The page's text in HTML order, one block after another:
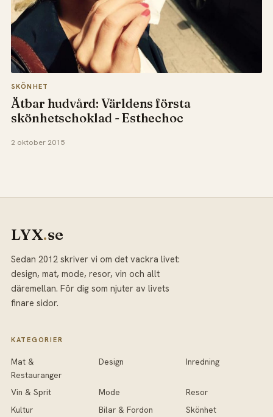
SKÖNHET
Ätbar hudvård: Världens första
skönhetschoklad - Esthechoc
2 oktober 2015
LYX.se
Sedan 2012 skriver vi om det vackra livet:
design, mat, mode, resor, vin och allt
däremellan. För dig som njuter av livets
finare sidor.
KATEGORIER
Mat &
Restauranger
Design Inredning
Vin & Sprit Mode
Resor
Kultur
Bilar & Fordon Skönhet